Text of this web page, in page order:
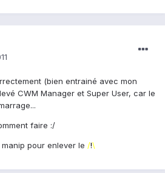
(bien entrainé avec mon
CWM Manager et Super User, car le
faire :/
pour enlever le /!\